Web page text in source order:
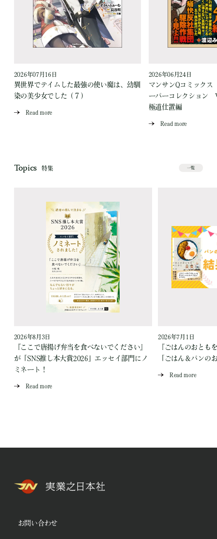
2026年07月16日
異世界でテイムした最強の使い魔は、幼馴
染の美少女でした（７）
Read more
2026年06月24日
マンサンQコミック
ーパーコレクション
極道仕置編
Read more
Topics 特集 一覧
2026年8月3日
『ここで唐揚げ弁当を食べないでください』
が「SNS推し本大賞2026」エッセイ部門にノ
ミネート！
Read more
2026年7月1日
『ごはんのおとも
「ごはん＆パンの
Read more
お問い合わせ